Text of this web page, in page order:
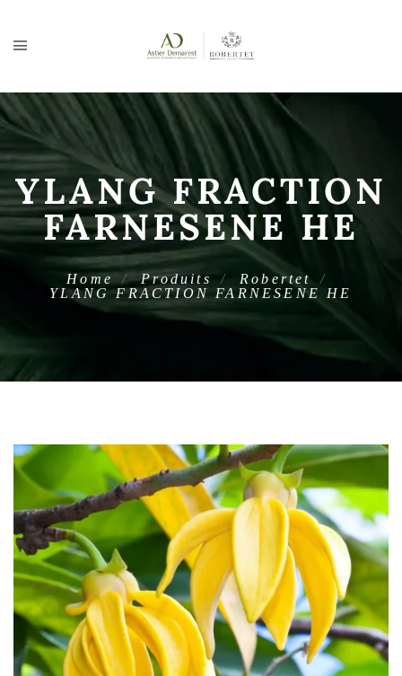
YLANG FRACTION
FARNESENE HE
Home Produits
Robertet
YLANG FRACTION FARNESENE HE